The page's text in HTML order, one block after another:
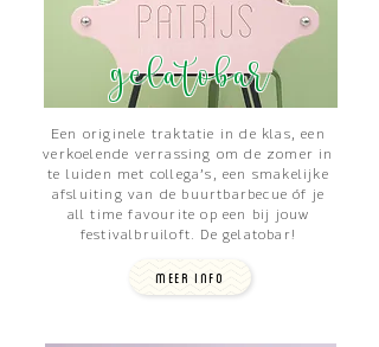
gelatobar
Een originele traktatie in de klas, een
verkoelende verrassing om de zomer in
te luiden met collega’s, een smakelijke
afsluiting van de buurtbarbecue óf je
all time favourite op een bij jouw
festivalbruiloft. De gelatobar!
MEER INFO